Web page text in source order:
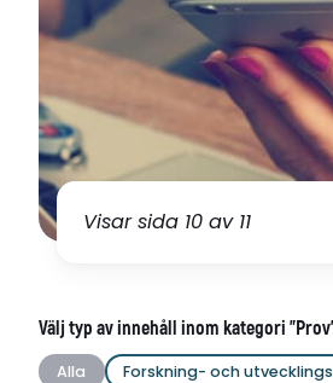
Visar sida 10 av 11
Välj typ av innehåll inom kategori
Alla
Forskning- och